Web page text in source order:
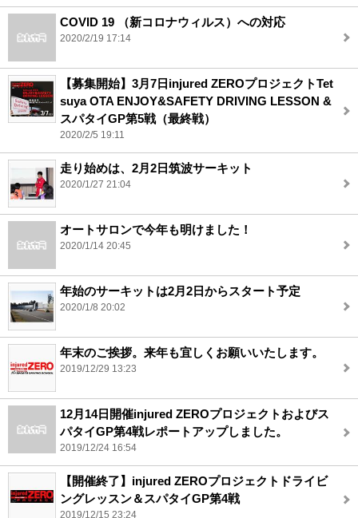
COVID 19 （新コロナウィルス）への対応
2020/2/19 17:14
【募集開始】3月7日injured ZEROプロジェクトTet
suya OTA ENJOY&SAFETY DRIVING LESSON &
スパタイGP第5戦（最終戦）
2020/2/5 19:11
走り始めは、2月2日筑波サーキット
2020/1/27 21:04
オートサロンで今年も明けました！
2020/1/14 20:45
年始のサーキットは2月2日からスタート予定
2020/1/8 20:02
年末のご挨拶。来年も宜しくお願いいたします。
2019/12/29 13:23
12月14日開催injured ZEROプロジェクトおよびス
パタイGP第4戦レポートアップしました。
2019/12/24 16:54
【開催終了】injured ZEROプロジェクトドライビ
ングレッスン＆スパタイGP第4戦
2019/12/15 23:24